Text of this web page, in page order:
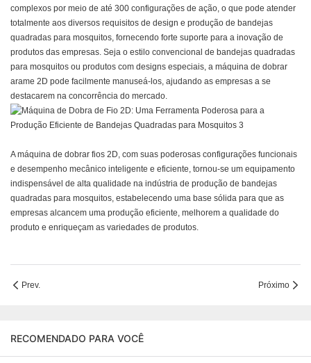
complexos por meio de até 300 configurações de ação, o que pode atender
totalmente aos diversos requisitos de design e produção de bandejas
quadradas para mosquitos, fornecendo forte suporte para a inovação de
produtos das empresas. Seja o estilo convencional de bandejas quadradas
para mosquitos ou produtos com designs especiais, a máquina de dobrar
arame 2D pode facilmente manuseá-los, ajudando as empresas a se
destacarem na concorrência do mercado.
A máquina de dobrar fios 2D, com suas poderosas configurações funcionais
e desempenho mecânico inteligente e eficiente, tornou-se um equipamento
indispensável de alta qualidade na indústria de produção de bandejas
quadradas para mosquitos, estabelecendo uma base sólida para que as
empresas alcancem uma produção eficiente, melhorem a qualidade do
produto e enriqueçam as variedades de produtos.
Prev. Próximo
RECOMENDADO PARA VOCÊ